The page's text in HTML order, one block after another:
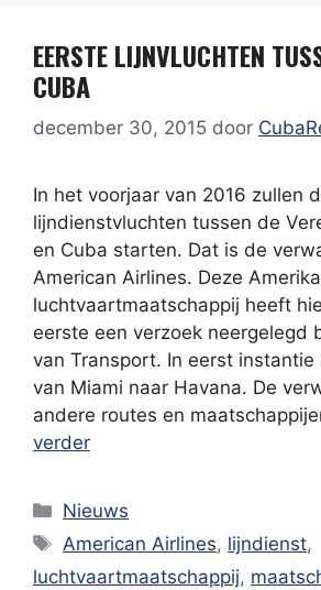
EERSTE LIJNVLUCHTEN
CUBA
december 30, 2015 door
In het voorjaar van 2016 zullen
lijndienstvluchten tussen de
en Cuba starten. Dat is de
American Airlines. Deze
luchtvaartmaatschappij heeft
eerste een verzoek neergelegd
van Transport. In eerst instantie
van Miami naar Havana. De
andere routes en
verder
Categorieën
Nieuws
Tags
American Airlines, lijndienst,
luchtvaartmaatschappij,